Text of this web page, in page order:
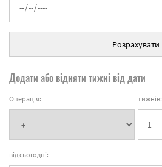
Розрахувати
Додати або відняти тижні від дати
Операція: тижнів:
від сьогодні: